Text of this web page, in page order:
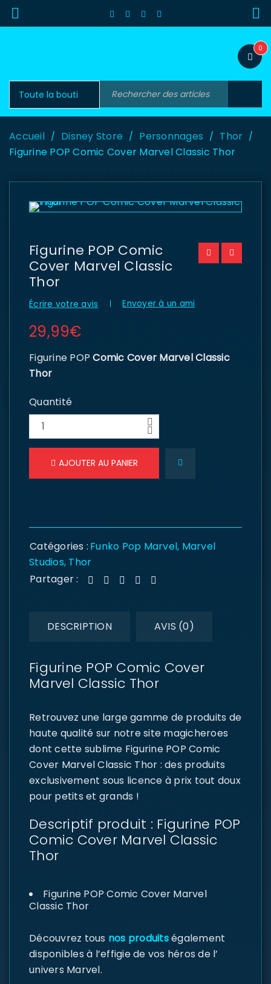
0
Accueil / Disney Store / Personnages / Thor /
Figurine POP Comic Cover Marvel Classic Thor
Figurine POP Comic
Cover Marvel Classic
Thor
Écrire votre avis Envoyer à un ami
29,99€
Figurine POPComic Cover Marvel Classic
Thor
Quantité
AJOUTER AU PANIER
Catégories : Funko Pop Marvel, Marvel
Studios, Thor
Partager :
DESCRIPTION AVIS (0)
Figurine POP Comic Cover
Marvel Classic Thor
Retrouvez une large gamme de produits de
haute qualité sur notre site magicheroes
dont cette sublime Figurine POP Comic
Cover Marvel Classic Thor : des produits
exclusivement sous licence à prix tout doux
pour petits et grands !
Descriptif produit : Figurine POP
Comic Cover Marvel Classic
Thor
Figurine POP Comic Cover Marvel
Classic Thor
Découvrez tous nos produitségalement
disponibles à l’effigie de vos héros de l’
univers Marvel.